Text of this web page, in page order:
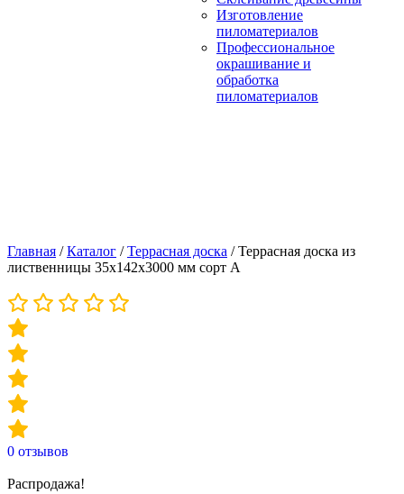
Изготовление
пиломатериалов
Профессиональное
окрашивание и
обработка
пиломатериалов
Главная /Каталог /Террасная доска /Террасная доска из
лиственницы 35х142х3000 мм сорт А
0 отзывов
Распродажа!